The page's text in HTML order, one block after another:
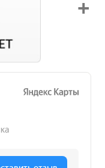
выставить вам